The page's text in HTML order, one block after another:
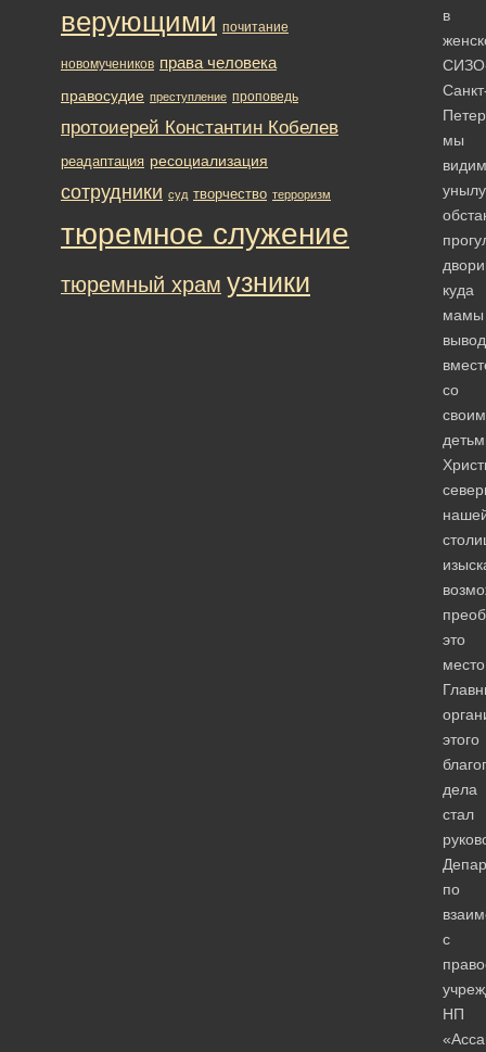
в
мы
видим
куда
мамы
со
это
этого
дела
стал
по
с
НП
верующими почитание
новомучеников права человека
правосудие преступление проповедь
протоиерей Константин Кобелев
реадаптация ресоциализация
сотрудники суд творчество терроризм
тюремное служение
тюремный храм узники